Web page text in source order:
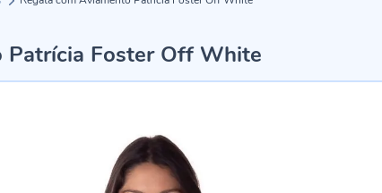
Patrícia Foster Off White